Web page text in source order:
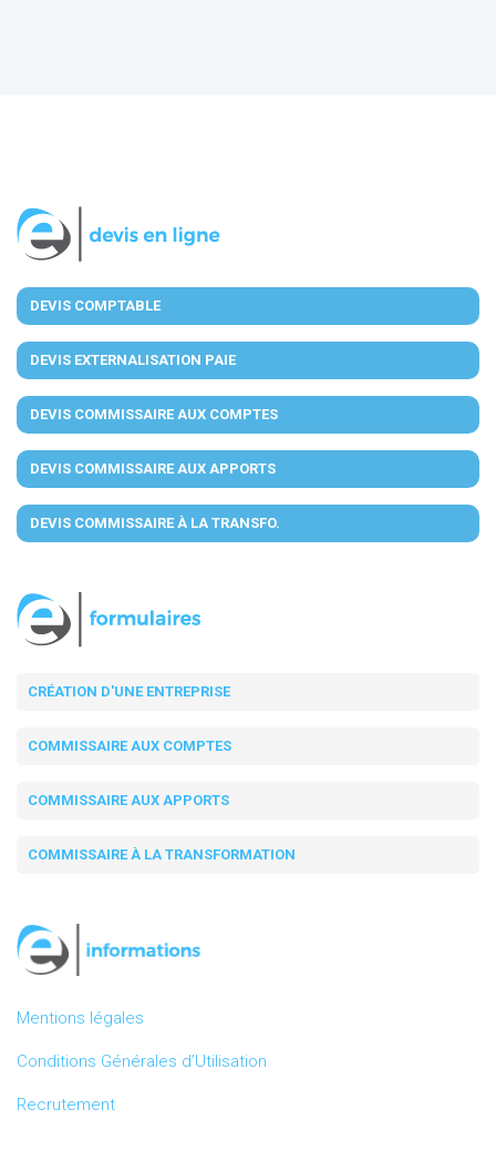
DEVIS COMPTABLE
DEVIS EXTERNALISATION PAIE
DEVIS COMMISSAIRE AUX COMPTES
DEVIS COMMISSAIRE AUX APPORTS
DEVIS COMMISSAIRE À LA TRANSFO.
CRÉATION D'UNE ENTREPRISE
COMMISSAIRE AUX COMPTES
COMMISSAIRE AUX APPORTS
COMMISSAIRE À LA TRANSFORMATION
Mentions légales
Conditions Générales d’Utilisation
Recrutement